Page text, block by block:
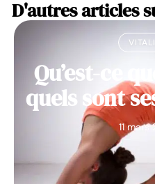
D'autres articles
Qu’est-ce
quels sont
11 mars